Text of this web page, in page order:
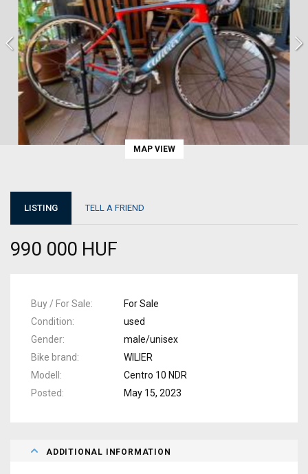
MAP VIEW
LISTING TELL A FRIEND
990 000 HUF
Buy / For Sale
For Sale
Condition
used
Gender
male/unisex
Bike brand
WILIER
Modell
Centro 10 NDR
Posted
May 15, 2023
ADDITIONAL INFORMATION